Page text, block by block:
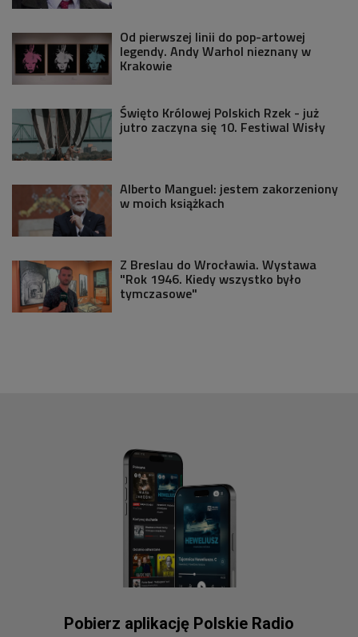
Od pierwszej linii do pop-artowej
legendy. Andy Warhol nieznany w
Krakowie
Święto Królowej Polskich Rzek - już
jutro zaczyna się 10. Festiwal Wisły
Alberto Manguel: jestem zakorzeniony
w moich książkach
Z Breslau do Wrocławia. Wystawa
"Rok 1946. Kiedy wszystko było
tymczasowe"
Pobierz aplikację Polskie Radio